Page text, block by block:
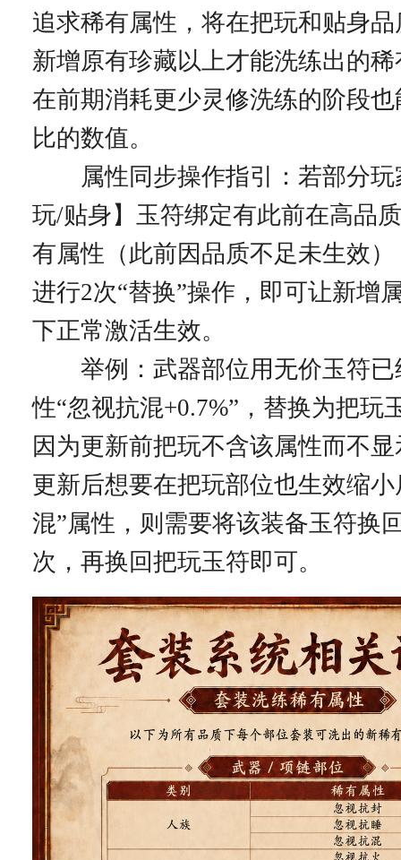
追求稀有属性，将在把玩和贴身
新增原有珍藏以上才能洗练出的
在前期消耗更少灵修洗练的阶段
比的数值。
属性同步操作指引：若部分玩
玩/贴身】玉符绑定有此前在高品
有属性（此前因品质不足未生效
进行2次“替换”操作，即可让新增
下正常激活生效。
举例：武器部位用无价玉符已
性“忽视抗混+0.7%”，替换为把玩
因为更新前把玩不含该属性而不
更新后想要在把玩部位也生效缩小
混”属性，则需要将该装备玉符换
次，再换回把玩玉符即可。